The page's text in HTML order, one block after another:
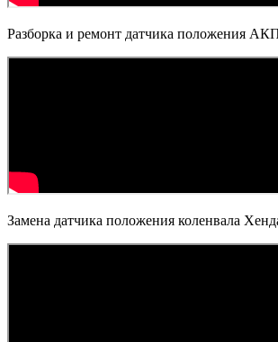
Разборка и ремонт датчика положения
Замена датчика положения коленвала